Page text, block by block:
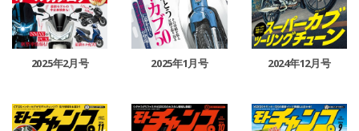
2025年2月号 2025年1月号 2024年12月号